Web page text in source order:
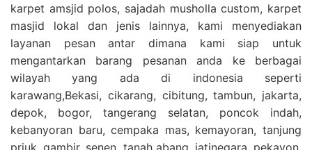
karpet amsjid polos, sajadah musholla custom, karpet
masjid lokal dan jenis lainnya, kami menyediakan
layanan pesan antar dimana kami siap untuk
mengantarkan barang pesanan anda ke berbagai
wilayah yang ada di indonesia seperti
karawang,Bekasi, cikarang, cibitung, tambun, jakarta,
depok, bogor, tangerang selatan, poncok indah,
kebanyoran baru, cempaka mas, kemayoran, tanjung
priuk, gambir, senen, tanah abang, jatinegara, pekayon,